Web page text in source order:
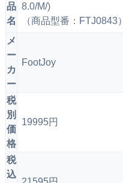
品
名
8.0/M/)
（商品型番：FTJ0843）
メ
ー
カ
ー
FootJoy
税
別
価
格
19995円
税
込